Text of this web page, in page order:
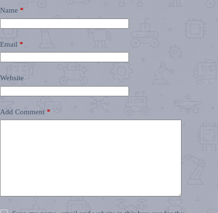
Name *
Email *
Website
Add Comment *